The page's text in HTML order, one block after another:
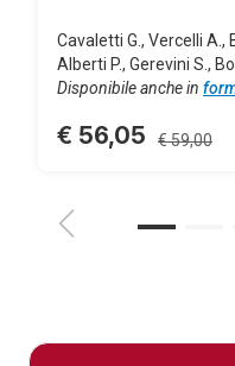
Cavaletti G., Vercelli A.,
Alberti P., Gerevini S.,
Disponibile anche in
€ 56,05 € 59,00